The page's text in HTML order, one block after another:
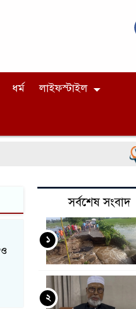
ধর্ম লাইফস্টাইল
সর্বশেষ সংবাদ
১
২